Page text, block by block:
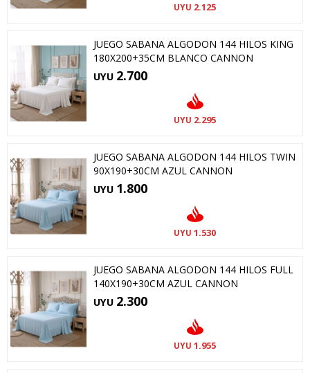
UYU 2.125
JUEGO SABANA ALGODON 144 HILOS KING
180X200+35CM BLANCO CANNON
UYU 2.700
UYU 2.295
JUEGO SABANA ALGODON 144 HILOS TWIN
90X190+30CM AZUL CANNON
UYU 1.800
UYU 1.530
JUEGO SABANA ALGODON 144 HILOS FULL
140X190+30CM AZUL CANNON
UYU 2.300
UYU 1.955